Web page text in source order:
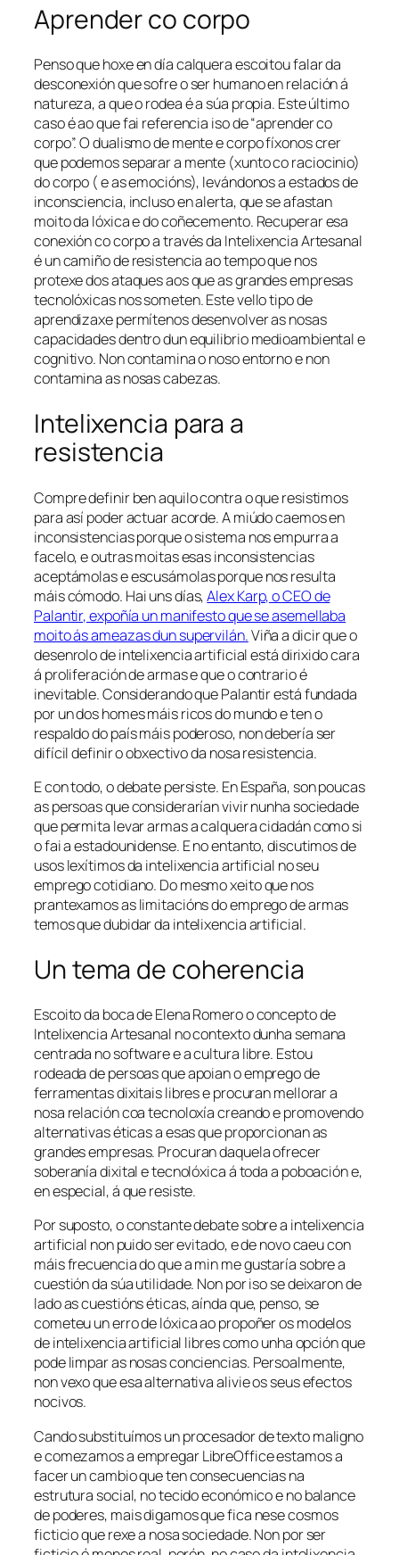
Aprender co corpo
Penso que hoxe en día calquera escoitou falar da
desconexión que sofre o ser humano en relación á
natureza, a que o rodea é a súa propia. Este último
caso é ao que fai referencia iso de “aprender co
corpo”. O dualismo de mente e corpo fíxonos crer
que podemos separar a mente (xunto co raciocinio)
do corpo ( e as emocións), levándonos a estados de
inconsciencia, incluso en alerta, que se afastan
moito da lóxica e do coñecemento. Recuperar esa
conexión co corpo a través da Intelixencia Artesanal
é un camiño de resistencia ao tempo que nos
protexe dos ataques aos que as grandes empresas
tecnolóxicas nos someten. Este vello tipo de
aprendizaxe permítenos desenvolver as nosas
capacidades dentro dun equilibrio medioambiental e
cognitivo. Non contamina o noso entorno e non
contamina as nosas cabezas.
Intelixencia para a
resistencia
Compre definir ben aquilo contra o que resistimos
para así poder actuar acorde. A miúdo caemos en
inconsistencias porque o sistema nos empurra a
facelo, e outras moitas esas inconsistencias
aceptámolas e escusámolas porque nos resulta
máis cómodo. Hai uns días,Alex Karp, o CEO de
Palantir, expoñía un manifesto que se asemellaba
moito ás ameazas dun supervilán.Viña a dicir que o
desenrolo de intelixencia artificial está dirixido cara
á proliferación de armas e que o contrario é
inevitable. Considerando que Palantir está fundada
por un dos homes máis ricos do mundo e ten o
respaldo do país máis poderoso, non debería ser
difícil definir o obxectivo da nosa resistencia.
E con todo, o debate persiste. En España, son poucas
as persoas que considerarían vivir nunha sociedade
que permita levar armas a calquera cidadán como si
o fai a estadounidense. E no entanto, discutimos de
usos lexítimos da intelixencia artificial no seu
emprego cotidiano. Do mesmo xeito que nos
prantexamos as limitacións do emprego de armas
temos que dubidar da intelixencia artificial.
Un tema de coherencia
Escoito da boca de Elena Romero o concepto de
Intelixencia Artesanal no contexto dunha semana
centrada no software e a cultura libre. Estou
rodeada de persoas que apoian o emprego de
ferramentas dixitais libres e procuran mellorar a
nosa relación coa tecnoloxía creando e promovendo
alternativas éticas a esas que proporcionan as
grandes empresas. Procuran daquela ofrecer
soberanía dixital e tecnolóxica á toda a poboación e,
en especial, á que resiste.
Por suposto, o constante debate sobre a intelixencia
artificial non puido ser evitado, e de novo caeu con
máis frecuencia do que a min me gustaría sobre a
cuestión da súa utilidade. Non por iso se deixaron de
lado as cuestións éticas, aínda que, penso, se
cometeu un erro de lóxica ao propoñer os modelos
de intelixencia artificial libres como unha opción que
pode limpar as nosas conciencias. Persoalmente,
non vexo que esa alternativa alivie os seus efectos
nocivos.
Cando substituímos un procesador de texto maligno
e comezamos a empregar LibreOffice estamos a
facer un cambio que ten consecuencias na
estrutura social, no tecido económico e no balance
de poderes, mais digamos que fica nese cosmos
ficticio que rexe a nosa sociedade. Non por ser